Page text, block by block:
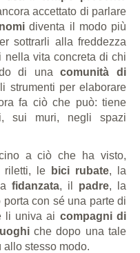
accettato di parlare
nomi diventa il modo più
sottrarli alla freddezza
nella vita concreta di chi
di unacomunità di
strumenti per elaborare
fa ciò che può: tiene
sui muri, negli spazi
a ciò che ha visto,
riletti, le bici rubate, la
fidanzata, il padre, la
porta con sé una parte di
li univa ai compagni di
luoghiche dopo una tale
allo stesso modo.